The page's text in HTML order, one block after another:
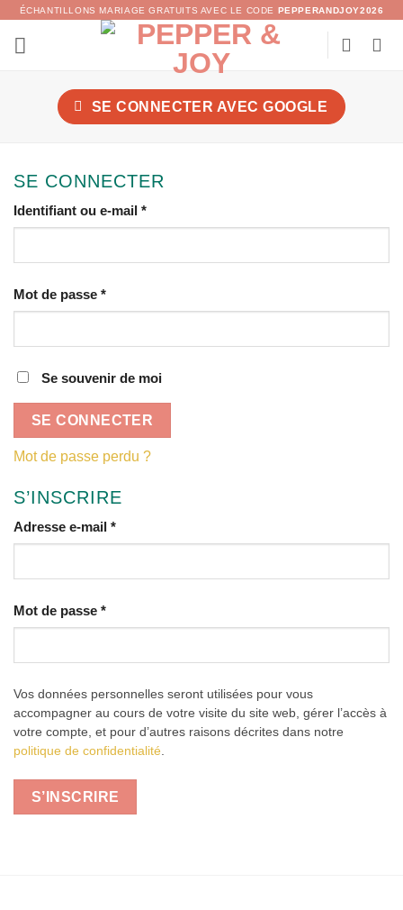
Passer
contenu
ÉCHANTILLONS MARIAGE GRATUITS AVEC LE CODE PEPPERANDJOY2026
SE CONNECTER AVECGOOGLE
SE CONNECTER
Identifiant ou e-mail *Obligatoire
Mot de passe *Obligatoire
Se souvenir de moi
SE CONNECTER
Mot de passe perdu ?
S’INSCRIRE
Adresse e-mail *Obligatoire
Mot de passe *Obligatoire
Vos données personnelles seront utilisées pour vous
accompagner au cours de votre visite du site web, gérer l’accès à
votre compte, et pour d’autres raisons décrites dans notre
politique de confidentialité.
S’INSCRIRE